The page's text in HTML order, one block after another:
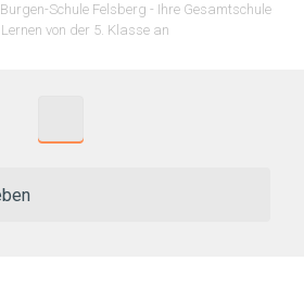
Schule Felsberg - Ihre Gesamtschule
von der 5. Klasse an